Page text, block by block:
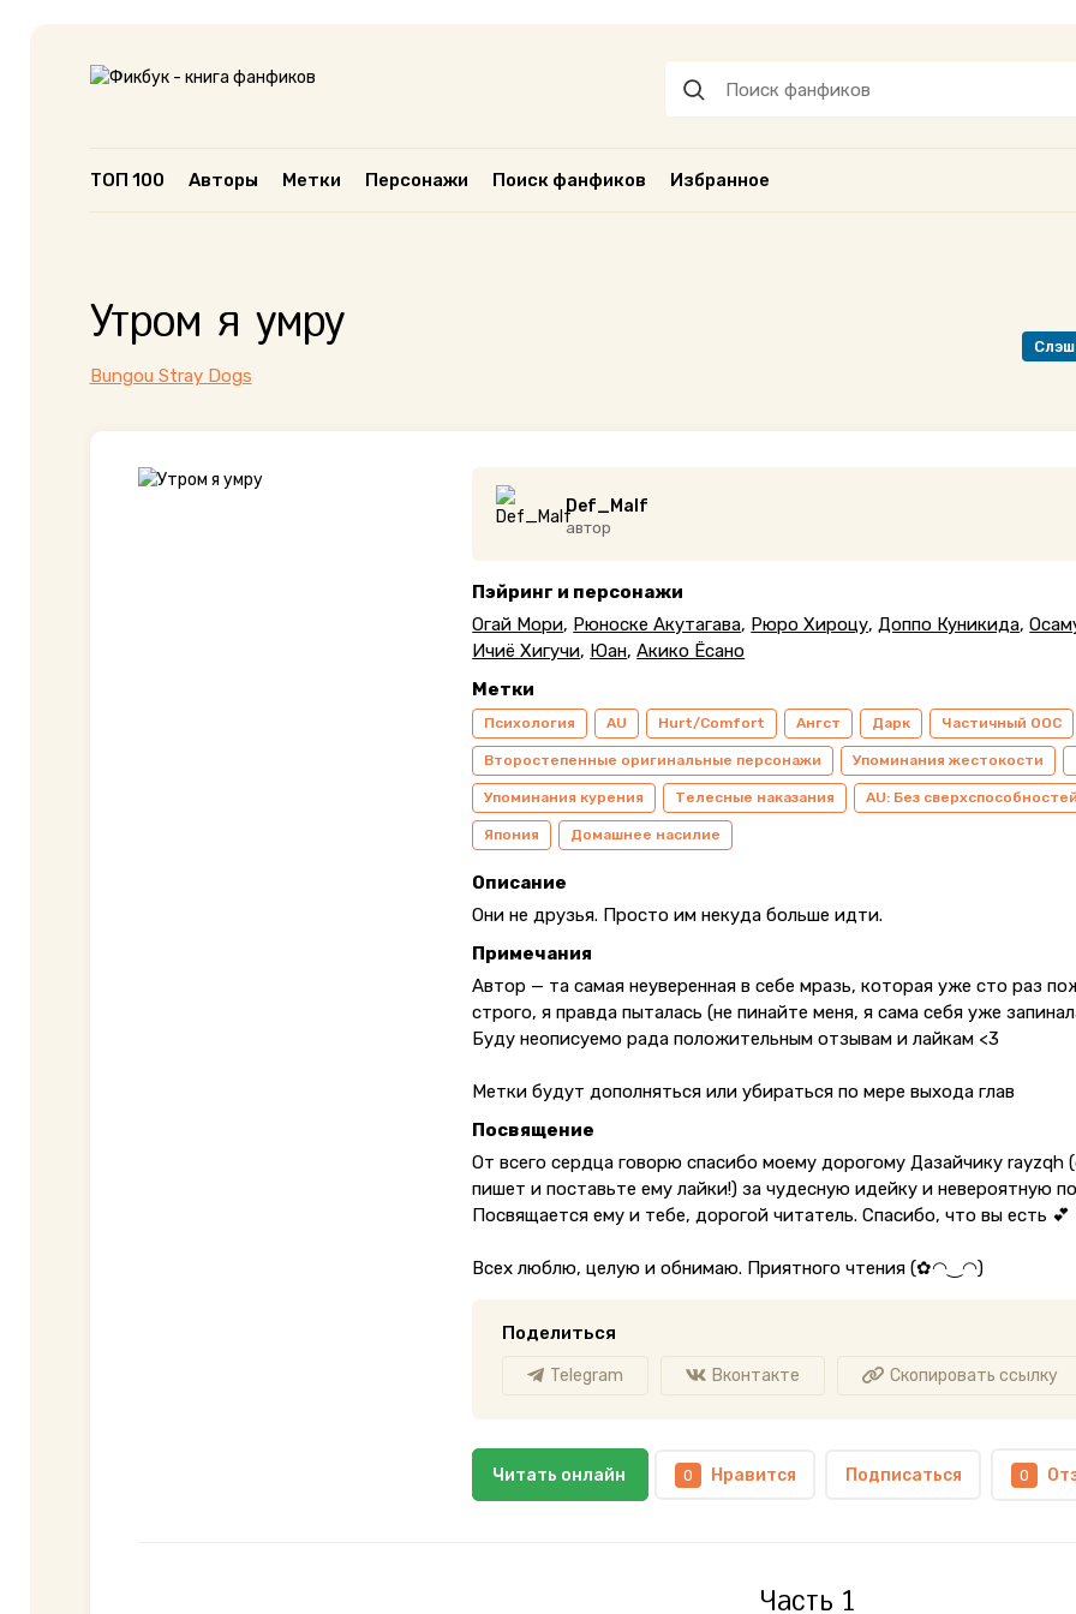
ТОП 100 Авторы Метки Персонажи Поиск фанфиков Избранное
Утром я умру
Bungou Stray Dogs
Слэш
Def_Malf
автор
Пэйринг и персонажи
Огай Мори, Рюноске Акутагава, Рюро Хироцу,Доппо Куникида,
Ичиё Хигучи, Юан,Акико Ёсано
Метки
Психология AU Hurt/Comfort Ангст Дарк Частичный ООС
Второстепенные оригинальные персонажи Упоминания жестокости
Упоминания курения Телесные наказания AU: Без
Япония Домашнее насилие
Описание
Они не друзья. Просто им некуда больше идти.
Примечания
Автор — та самая неуверенная в себе мразь, которая уже сто раз
строго, я правда пыталась (не пинайте меня, я сама себя уже
Буду неописуемо рада положительным отзывам и лайкам <3
Метки будут дополняться или убираться по мере выхода глав
Посвящение
От всего сердца говорю спасибо моему дорогому Дазайчику rayzqh
пишет и поставьте ему лайки!) за чудесную идейку и невероятную
Посвящается ему и тебе, дорогой читатель. Спасибо, что вы есть 💕
Всех люблю, целую и обнимаю. Приятного чтения (✿◠‿◠)
Поделиться
Telegram Вконтакте Скопировать ссылку
Читать онлайн 0 Нравится Подписаться 0
Часть 1